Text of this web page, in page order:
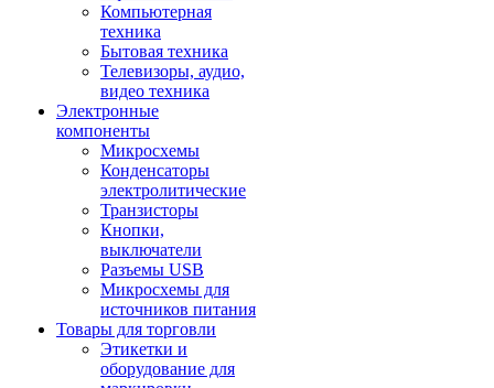
Компьютерная
техника
Бытовая техника
Телевизоры, аудио,
видео техника
Электронные
компоненты
Микросхемы
Конденсаторы
электролитические
Транзисторы
Кнопки,
выключатели
Разъемы USB
Микросхемы для
источников питания
Товары для торговли
Этикетки и
оборудование для